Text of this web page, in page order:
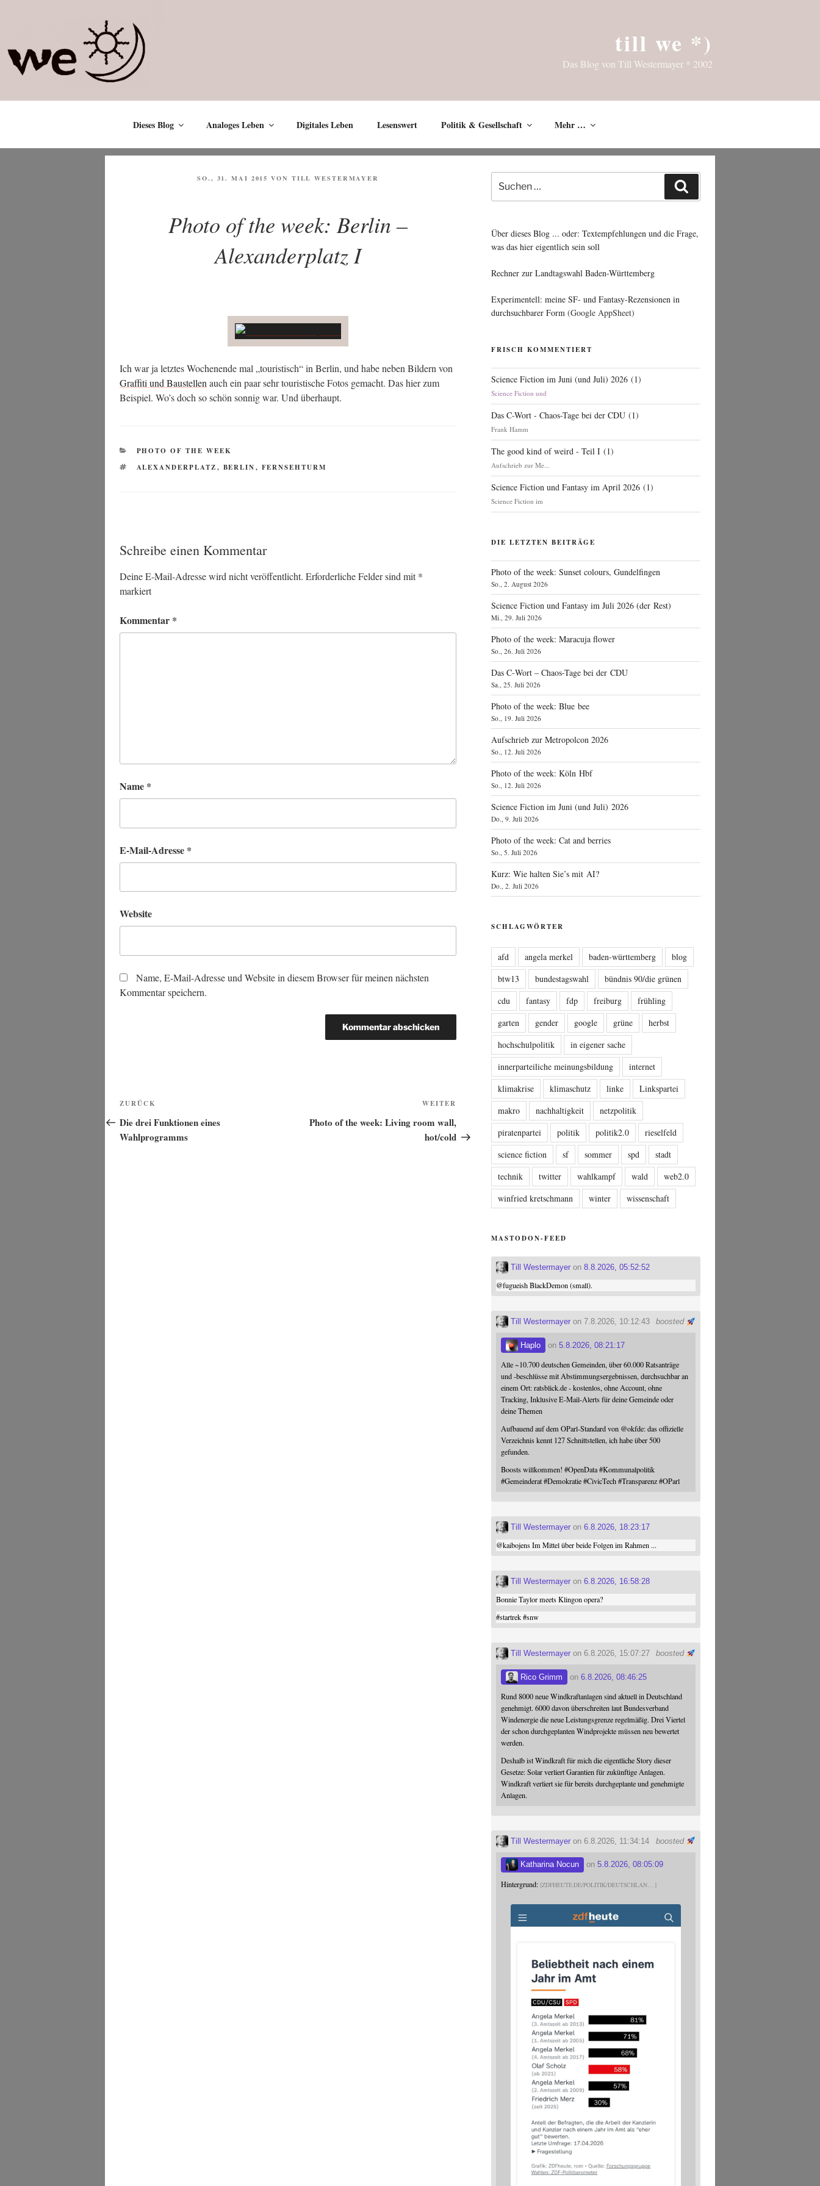
till we *)
Das Blog von Till Westermayer * 2002
Dieses Blog Analoges Leben Digitales Leben Lesenswert Politik & Gesellschaft Mehr …
VERÖFFENTLICHT
SO., 31. MAI 2015 VON TILL WESTERMAYER
Photo of the week: Berlin –
Alexanderplatz I
Ich war ja letz­tes Wochen­en­de mal „tou­ris­tisch“ in Ber­lin, und habe neben Bil­dern von
Graf­fi­ti und Bau­stel­len auch ein paar sehr tou­ris­ti­sche Fotos gemacht. Das hier zum
Bei­spiel. Wo’s doch so schön son­nig war. Und überhaupt.
KATEGORIEN
PHOTO OF THE WEEK
SCHLAGWÖRTER
ALEXANDERPLATZ, BERLIN, FERNSEHTURM
Schreibe einen Kommentar
Deine E-Mail-Adresse wird nicht veröffentlicht. Erforderliche Felder sind mit*
markiert
Kommentar *
Name *
E-Mail-Adresse *
Website
Name, E-Mail-Adresse und Website in diesem Browser für meinen nächsten
Kommentar speichern.
Beitragsnavigation
Vorheriger
Beitrag
ZURÜCK
Die drei Funktionen eines
Wahlprogramms
Nächster
WEITER
Photo of the week: Living room wall,
hot/cold
nach:
Über dieses Blog ... oder: Textempfehlungen und die Frage,
was das hier eigentlich sein soll
Rechner zur Landtagswahl Baden-Württemberg
Experimentell: meine SF- und Fantasy-Rezensionen in
durchsuchbarer Form (Google AppSheet)
FRISCH KOMMENTIERT
Science Fiction im Juni (und Juli) 2026 (1)
Science Fiction und
Das C-Wort - Chaos-Tage bei der CDU (1)
Frank Hamm
The good kind of weird - Teil I (1)
Aufschrieb zur Me...
Science Fiction und Fantasy im April 2026 (1)
Science Fiction im
DIE LETZTEN BEITRÄGE
Photo of the week: Sunset colours, Gundelfingen
So., 2. August 2026
Science Fiction und Fantasy im Juli 2026 (der Rest)
Mi., 29. Juli 2026
Photo of the week: Maracuja flower
So., 26. Juli 2026
Das C‑Wort – Chaos-Tage bei der CDU
Sa., 25. Juli 2026
Photo of the week: Blue bee
So., 19. Juli 2026
Aufschrieb zur Metropolcon 2026
So., 12. Juli 2026
Photo of the week: Köln Hbf
So., 12. Juli 2026
Science Fiction im Juni (und Juli) 2026
Do., 9. Juli 2026
Photo of the week: Cat and berries
So., 5. Juli 2026
Kurz: Wie halten Sie’s mit AI?
Do., 2. Juli 2026
SCHLAGWÖRTER
afd angela merkel baden-württemberg
blog
btw13
bundestagswahl
bündnis 90/die grünen
cdu
fantasy fdp freiburg
frühling
garten
gender google grüne
herbst
hochschulpolitik
in eigener sache
innerparteiliche meinungsbildung
internet
klimakrise
klimaschutz linke
Linkspartei
makro
nachhaltigkeit
netzpolitik
piratenpartei
politik politik2.0
rieselfeld
science fiction
sf sommer spd
stadt
technik
twitter wahlkampf wald
web2.0
winfried kretschmann
winter wissenschaft
MASTODON-FEED
Till Westermayer on8.8.2026, 05:52:52
@fugueishBlackDemon (small).
boosted
Till Westermayer on 7.8.2026, 10:12:43
Haplo on5.8.2026, 08:21:17
Alle ~10.700 deutschen Gemeinden, über 60.000 Ratsanträge
und -beschlüsse mit Abstimmungsergebnissen, durchsuchbar an
einem Ort: ratsblick.de - kostenlos, ohne Account, ohne
Tracking, Inklusive E-Mail-Alerts für deine Gemeinde oder
deine Themen
Aufbauend auf dem OParl-Standard von @okfde: das offizielle
Verzeichnis kennt 127 Schnittstellen, ich habe über 500
gefunden.
Boosts willkommen!#OpenData #Kommunalpolitik
#Gemeinderat #Demokratie #CivicTech #Transparenz #OParl
Till Westermayer on6.8.2026, 18:23:17
@kaibojensIm Mittel über beide Folgen im Rahmen ...
Till Westermayer on6.8.2026, 16:58:28
Bonnie Taylor meets Klingon opera?
#startrek #snw
boosted
Till Westermayer on 6.8.2026, 15:07:27
Rico Grimm on6.8.2026, 08:46:25
Rund 8000 neue Windkraftanlagen sind aktuell in Deutschland
genehmigt. 6000 davon überschreiten laut Bundesverband
Windenergie die neue Leistungsgrenze regelmäßig. Drei Viertel
der schon durchgeplanten Windprojekte müssen neu bewertet
werden.
Deshalb ist Windkraft für mich die eigentliche Story dieser
Gesetze: Solar verliert Garantien für zukünftige Anlagen.
Windkraft verliert sie für bereits durchgeplante und genehmigte
Anlagen.
boosted
Till Westermayer on 6.8.2026, 11:34:14
Katharina Nocun on5.8.2026, 08:05:09
Hintergrund: ZDFHEUTE.DE/POLITIK/DEUTSCHLAN